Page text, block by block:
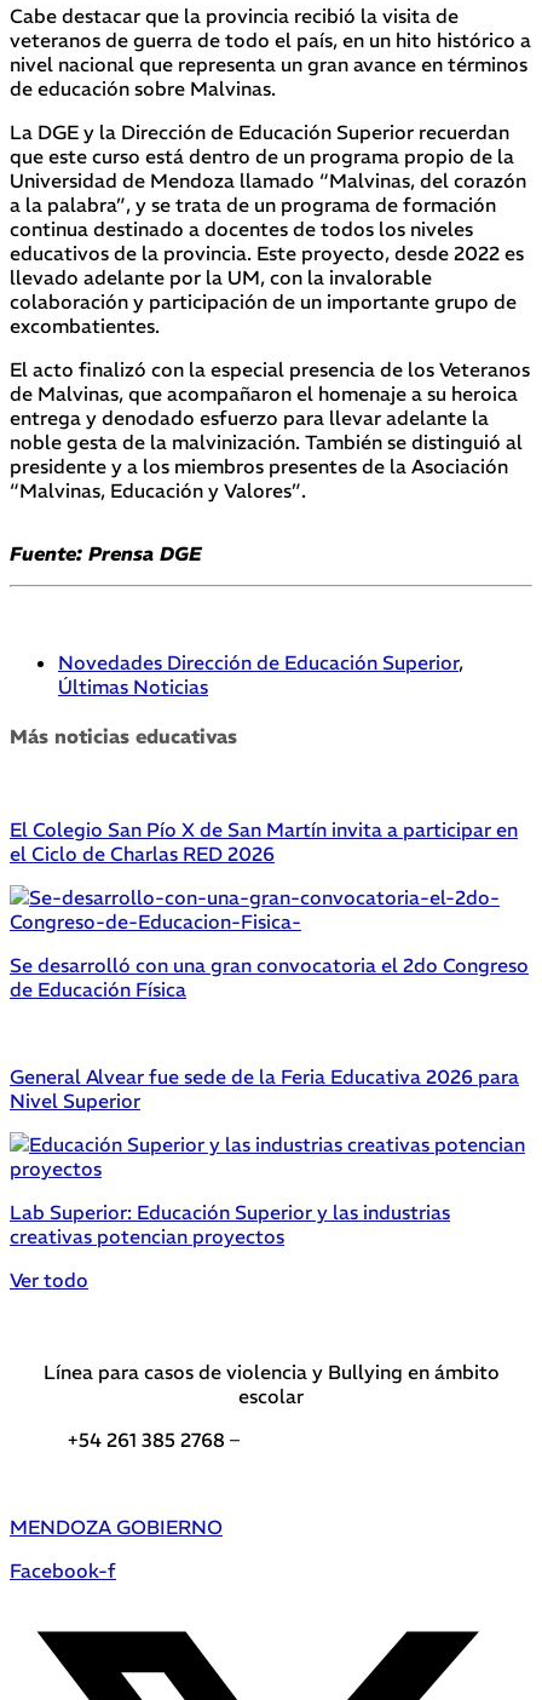
Cabe destacar que la provincia recibió la visita de
veteranos de guerra de todo el país, en un hito histórico a
nivel nacional que representa un gran avance en términos
de educación sobre Malvinas.
La DGE y la Dirección de Educación Superior recuerdan
que este curso está dentro de un programa propio de la
Universidad de Mendoza llamado “Malvinas, del corazón
a la palabra”, y se trata de un programa de formación
continua destinado a docentes de todos los niveles
educativos de la provincia. Este proyecto, desde 2022 es
llevado adelante por la UM, con la invalorable
colaboración y participación de un importante grupo de
excombatientes.
El acto finalizó con la especial presencia de los Veteranos
de Malvinas, que acompañaron el homenaje a su heroica
entrega y denodado esfuerzo para llevar adelante la
noble gesta de la malvinización. También se distinguió al
presidente y a los miembros presentes de la Asociación
“Malvinas, Educación y Valores”.
Fuente: Prensa DGE
Novedades Dirección de Educación Superior,
Últimas Noticias
Más noticias educativas
El Colegio San Pío X de San Martín invita a participar en
el Ciclo de Charlas RED 2026
Se desarrolló con una gran convocatoria el 2do Congreso
de Educación Física
General Alvear fue sede de la Feria Educativa 2026 para
Nivel Superior
Lab Superior: Educación Superior y las industrias
creativas potencian proyectos
Ver todo
Línea para casos de violencia y Bullying en ámbito
escolar
+54 261 385 2768 –
MENDOZA GOBIERNO
Facebook-f